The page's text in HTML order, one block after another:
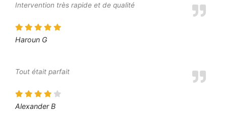
Intervention très rapide et de qualité
Haroun G
Tout était parfait
Alexander B